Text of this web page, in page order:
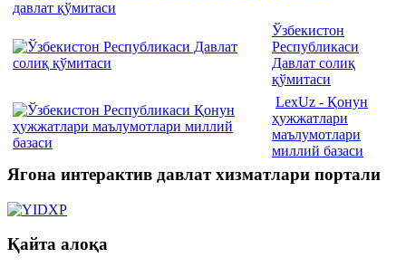
Ўзбекистон
Республикаси
Давлат солиқ
қўмитаси
LexUz - Қонун
ҳужжатлари
маълумотлари
миллий базаси
Ягона интерактив давлат хизматлари портали
Қайта алоқа